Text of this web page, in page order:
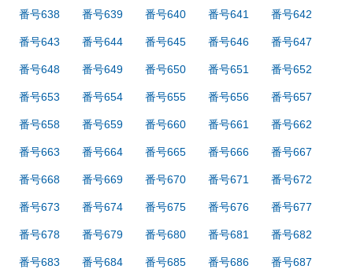
番号638 番号639 番号640 番号641 番号642
番号643 番号644 番号645 番号646 番号647
番号648 番号649 番号650 番号651 番号652
番号653 番号654 番号655 番号656 番号657
番号658 番号659 番号660 番号661 番号662
番号663 番号664 番号665 番号666 番号667
番号668 番号669 番号670 番号671 番号672
番号673 番号674 番号675 番号676 番号677
番号678 番号679 番号680 番号681 番号682
番号683 番号684 番号685 番号686 番号687